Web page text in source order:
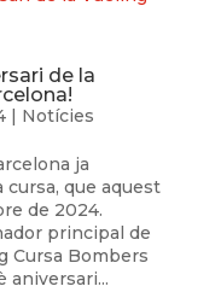
de la
| Notícies
ja
que aquest
de 2024.
principal de
Cursa Bombers
aniversari...